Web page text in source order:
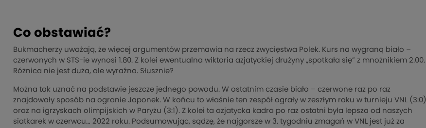
Co obstawiać?
Bukmacherzy uważają, że więcej argumentów przemawia na rzecz zwycięstwa Polek. Kurs na wygraną biało –
czerwonych w STS-ie wynosi 1.80. Z kolei ewentualna wiktoria azjatyckiej drużyny „spotkała się” z mnożnikiem 2.00.
Różnica nie jest duża, ale wyraźna. Słusznie?
Można tak uznać na podstawie jeszcze jednego powodu. W ostatnim czasie biało – czerwone raz po raz
znajdowały sposób na ogranie Japonek. W końcu to właśnie ten zespół ograły w zeszłym roku w turnieju VNL (3:0)
oraz na igrzyskach olimpijskich w Paryżu (3:1). Z kolei ta azjatycka kadra po raz ostatni była lepsza od naszych
siatkarek w czerwcu… 2022 roku. Podsumowując, sądzę, że najgorsze w 3. tygodniu zmagań w VNL jest już za